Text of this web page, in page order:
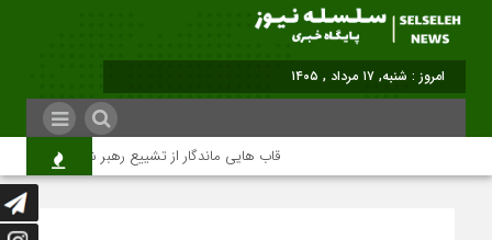
برابر با :
قاب هایی ماندگار از تشییع رهبر شهید در تهران